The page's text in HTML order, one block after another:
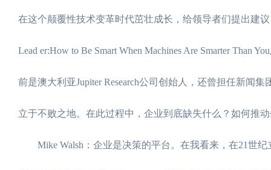
在这个颠覆性技术变革时代茁壮成长，给领导者们提出建
Lead er:How to Be Smart When Machines Are Smarter Than
前是澳大利亚Jupiter Research公司创始人，还曾担任新闻
立于不败之地。在此过程中，企业到底缺失什么？如何推
Mike Walsh：企业是决策的平台。在我看来，在21世纪